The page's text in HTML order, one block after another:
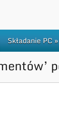
Składanie PC»